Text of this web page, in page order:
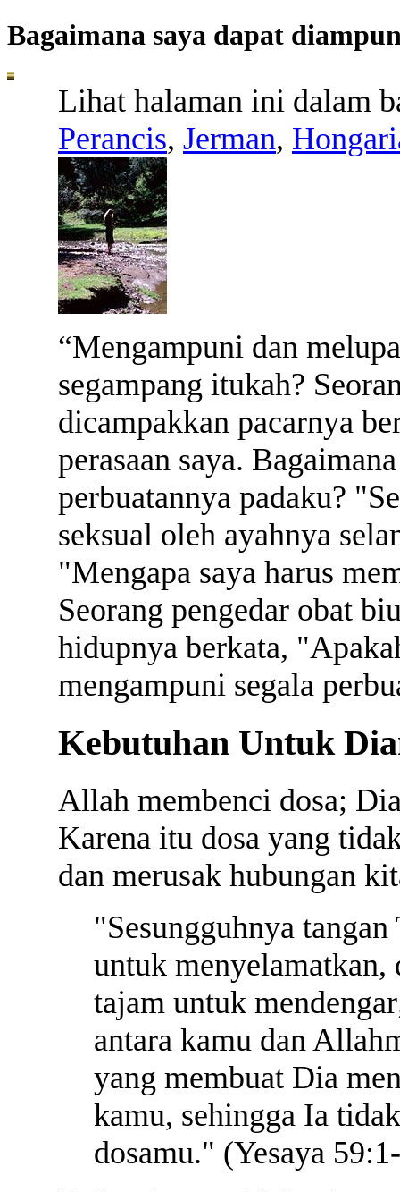
Bagaimana saya dapat
Lihat halaman ini dalam
Perancis, Jerman,
“Mengampuni dan
segampang itukah?
dicampakkan pacarnya
perasaan saya.
perbuatannya padaku?
seksual oleh ayahnya
"Mengapa saya harus
Seorang pengedar obat
hidupnya berkata,
mengampuni segala
Kebutuhan Untuk
Allah membenci dosa;
Karena itu dosa yang
dan merusak hubungan
"Sesungguhnya
untuk menyelamatkan,
tajam untuk
antara kamu dan
yang membuat Dia
kamu, sehingga Ia
dosamu." (Yesaya